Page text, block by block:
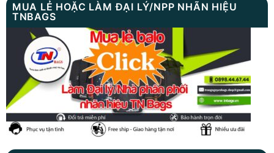
MUA LẺ HOẶC LÀM ĐẠI LÝ/NPP NHÃN HIỆU
TNBAGS